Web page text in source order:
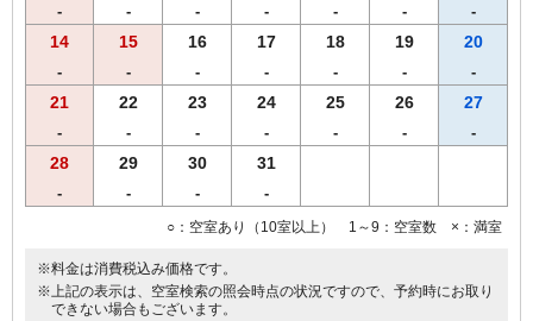
※ツインルームはバストイレ別です。
※ダブルルームは全て線路に近いお部屋になっております。
ます。
- - - - - - -
14
-
15
-
16
-
17
-
18
-
19
-
20
-
21
-
22
-
23
-
24
-
25
-
26
-
27
-
28
-
29
-
30
-
31
-
○：空室あり（10室以上） 1～9：空室数 ×：満室
※料金は消費税込み価格です。
※上記の表示は、空室検索の照会時点の状況ですので、予約時にお取り
できない場合もございます。